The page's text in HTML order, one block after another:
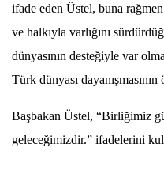
ifade eden Üstel, buna
ve halkıyla varlığını
dünyasının desteğiyle var
Türk dünyası
Başbakan Üstel, “Birliğimiz
geleceğimizdir.” ifadelerini